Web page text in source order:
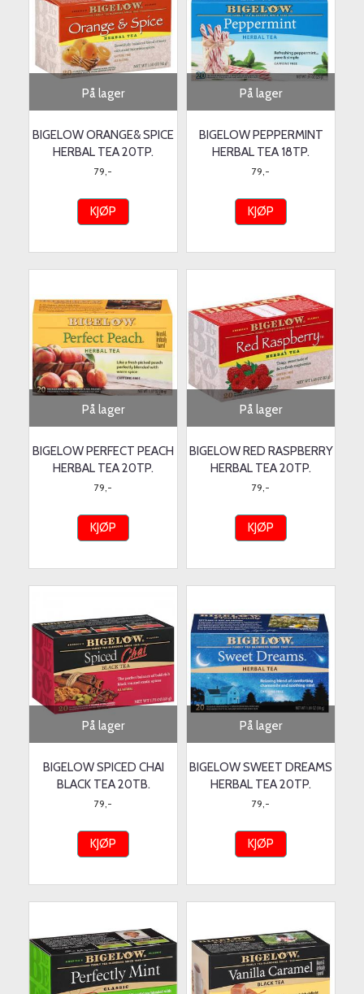
På lager
BIGELOW ORANGE& SPICE
HERBAL TEA 20TP.
79,-
KJØP
På lager
BIGELOW PEPPERMINT
HERBAL TEA 18TP.
79,-
KJØP
På lager
BIGELOW PERFECT PEACH
HERBAL TEA 20TP.
79,-
KJØP
På lager
BIGELOW RED RASPBERRY
HERBAL TEA 20TP.
79,-
KJØP
På lager
BIGELOW SPICED CHAI
BLACK TEA 20TB.
79,-
KJØP
På lager
BIGELOW SWEET DREAMS
HERBAL TEA 20TP.
79,-
KJØP